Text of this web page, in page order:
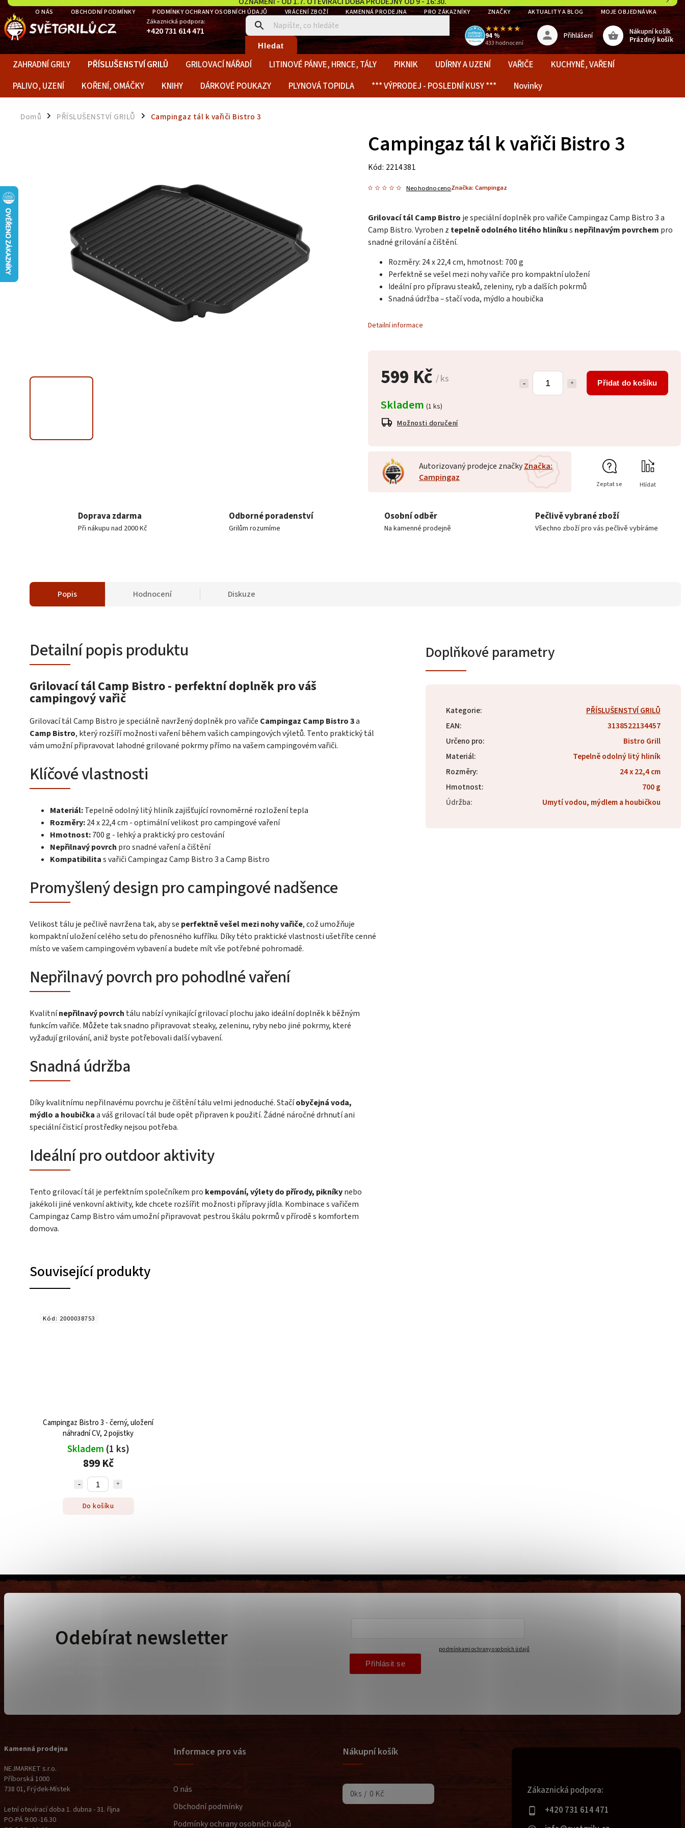
O NÁS OBCHODNÍ PODMÍNKY PODMÍNKY OCHRANY OSOBNÍCH ÚDAJŮ VRÁCENÍ ZBOŽÍ KAMENNÁ PRODEJNA PRO ZÁKAZNÍKY ZNAČKY AKTUALITY A BLOG MOJE OBJEDNÁVKA
Zákaznická podpora:
+420 731 614 471
Hledat
★★★★★
94 %
433 hodnocení
Nákupní košík
Prázdný košík
Přihlášení
ZAHRADNÍ GRILY PŘÍSLUŠENSTVÍ GRILŮ GRILOVACÍ NÁŘADÍ LITINOVÉ PÁNVE, HRNCE, TÁLY PIKNIK UDÍRNY A UZENÍ VAŘIČE
KUCHYNĚ, VAŘENÍ
PALIVO, UZENÍ
KOŘENÍ, OMÁČKY KNIHY DÁRKOVÉ POUKAZY PLYNOVÁ TOPIDLA *** VÝPRODEJ - POSLEDNÍ KUSY *** Novinky
Domů / PŘÍSLUŠENSTVÍ GRILŮ / Campingaz tál k vařiči Bistro 3
599 Kč / ks Přidat do košíku
Skladem (1 ks)
Možnosti doručení
Campingaz tál k vařiči Bistro 3
Kód: 2214381
NeohodnocenoZnačka:Campingaz
Grilovací tál Camp Bistro je speciální doplněk pro vařiče Campingaz Camp Bistro 3 a
Camp Bistro. Vyroben z tepelně odolného litého hliníkus nepřilnavým povrchem pro
snadné grilování a čištění.
Rozměry: 24 x 22,4 cm, hmotnost: 700 g
Perfektně se vešel mezi nohy vařiče pro kompaktní uložení
Ideální pro přípravu steaků, zeleniny, ryb a dalších pokrmů
Snadná údržba – stačí voda, mýdlo a houbička
Detailní informace
Autorizovaný prodejce značkyZnačka:
Campingaz
Zeptat se Hlídat
Doprava zdarma
Při nákupu nad 2000 Kč
Odborné poradenství
Grilům rozumíme
Osobní odběr
Na kamenné prodejně
Pečlivě vybrané zboží
Všechno zboží pro vás pečlivě vybíráme
Popis Hodnocení Diskuze
Detailní popis produktu
Grilovací tál Camp Bistro - perfektní doplněk pro váš
campingový vařič
Grilovací tál Camp Bistro je speciálně navržený doplněk pro vařiče Campingaz Camp Bistro 3a
Camp Bistro, který rozšíří možnosti vaření během vašich campingových výletů. Tento praktický tál
vám umožní připravovat lahodné grilované pokrmy přímo na vašem campingovém vařiči.
Klíčové vlastnosti
Materiál:Tepelně odolný litý hliník zajišťující rovnoměrné rozložení tepla
Rozměry:24 x 22,4 cm - optimální velikost pro campingové vaření
Hmotnost:700 g - lehký a praktický pro cestování
Nepřilnavý povrch pro snadné vaření a čištění
Kompatibilitas vařiči Campingaz Camp Bistro 3 a Camp Bistro
Promyšlený design pro campingové nadšence
Velikost tálu je pečlivě navržena tak, aby se perfektně vešel mezi nohy vařiče, což umožňuje
kompaktní uložení celého setu do přenosného kufříku. Díky této praktické vlastnosti ušetříte cenné
místo ve vašem campingovém vybavení a budete mít vše potřebné pohromadě.
Nepřilnavý povrch pro pohodlné vaření
Kvalitnínepřilnavý povrch tálu nabízí vynikající grilovací plochu jako ideální doplněk k běžným
funkcím vařiče. Můžete tak snadno připravovat steaky, zeleninu, ryby nebo jiné pokrmy, které
vyžadují grilování, aniž byste potřebovali další vybavení.
Snadná údržba
Díky kvalitnímu nepřilnavému povrchu je čištění tálu velmi jednoduché. Stačíobyčejná voda,
mýdlo a houbičkaa váš grilovací tál bude opět připraven k použití. Žádné náročné drhnutí ani
speciální čisticí prostředky nejsou potřeba.
Ideální pro outdoor aktivity
Tento grilovací tál je perfektním společníkem pro kempování, výlety do přírody, pikníkynebo
jakékoli jiné venkovní aktivity, kde chcete rozšířit možnosti přípravy jídla. Kombinace s vařičem
Campingaz Camp Bistro vám umožní připravovat pestrou škálu pokrmů v přírodě s komfortem
domova.
Doplňkové parametry
Kategorie:
PŘÍSLUŠENSTVÍ GRILŮ
EAN:
3138522134457
Určeno pro:
Bistro Grill
Materiál:
Tepelně odolný litý hliník
Rozměry:
24 x 22,4 cm
Hmotnost:
700 g
Údržba: Umytí vodou, mýdlem a houbičkou
Související produkty
Campingaz Bistro 3 - černý, uložení
náhradní CV, 2 pojistky
Skladem (1 ks)
899 Kč
Do košíku
Kód: 2000038753
Zákaznická podpora:
+420 731 614 471
Kamenná prodejna
NEJMARKET s.r.o.
Příborská 1000
738 01, Frýdek-Místek
Letní otevírací doba 1. dubna - 31. října
PO-PÁ 9:00 -16.30
Informace pro vás
O nás
Obchodní podmínky
Podmínky ochrany osobních údajů
Nákupní košík
0ks / 0 Kč
Odebírat newsletter
podmínkami ochrany osobních údajů
Přihlásit se